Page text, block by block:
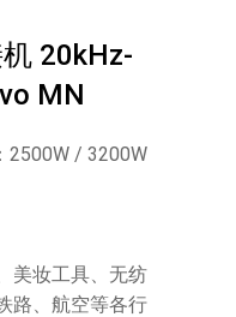
20kHz-
MN
/ 3200W
美妆工具、无纺
路、航空等各行